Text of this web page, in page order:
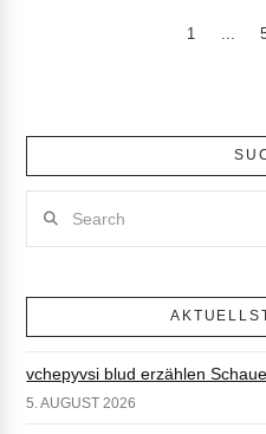
1 ...
vchepyvsi blud erzählen
5. AUGUST 2026